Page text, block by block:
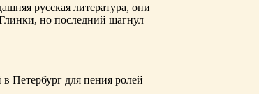
русская литература, они
но последний шагнул
Петербург для пения ролей